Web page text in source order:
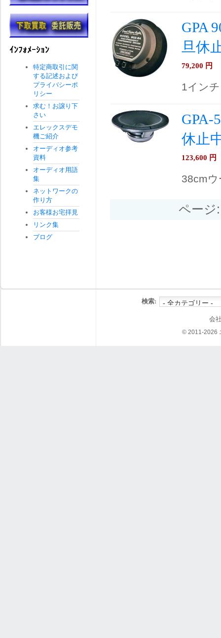
GPA
旦休
79,200 円
1イン
GPA-
休止
123,600 円
38cm
ペー
ｲﾝﾌｫﾒｰｼｮﾝ
特定商取引に関
する記述および
プライバシーポ
リシー
求む！お譲り下
さい
エレックスデモ
機ご紹介
オーディオ参考
資料
オーディオ用語
集
ネットワークの
作り方
お客様お宅拝見
リンク集
ブログ
検索:
会
© 2011-2026